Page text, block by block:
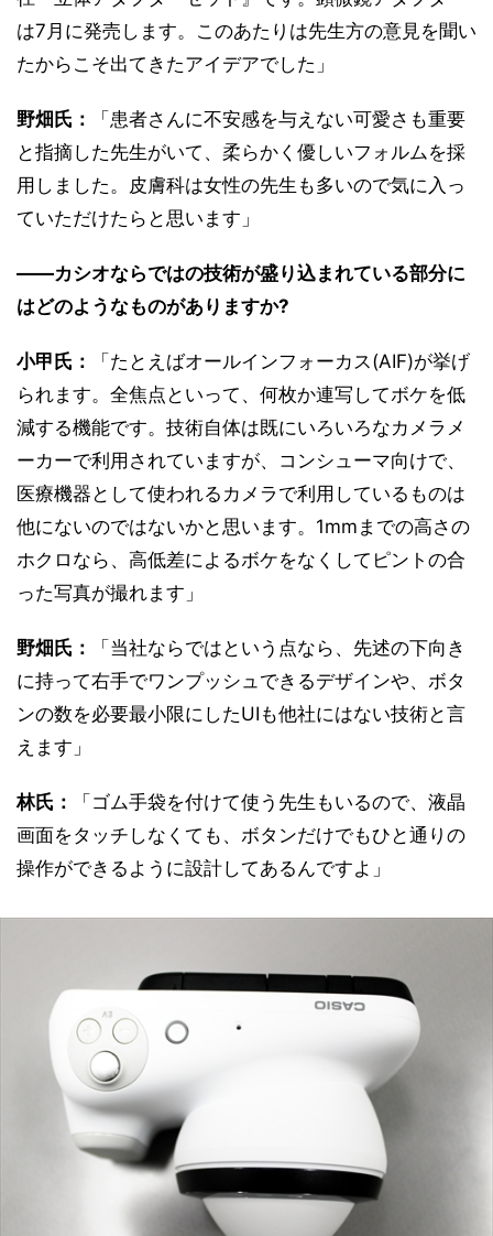
は7月に発売します。このあたりは先生方の意見を聞い
たからこそ出てきたアイデアでした」
野畑氏：
「患者さんに不安感を与えない可愛さも重要
と指摘した先生がいて、柔らかく優しいフォルムを採
用しました。皮膚科は女性の先生も多いので気に入っ
ていただけたらと思います」
――カシオならではの技術が盛り込まれている部分に
はどのようなものがありますか?
小甲氏：
「たとえばオールインフォーカス(AIF)が挙げ
られます。全焦点といって、何枚か連写してボケを低
減する機能です。技術自体は既にいろいろなカメラメ
ーカーで利用されていますが、コンシューマ向けで、
医療機器として使われるカメラで利用しているものは
他にないのではないかと思います。1mmまでの高さの
ホクロなら、高低差によるボケをなくしてピントの合
った写真が撮れます」
野畑氏：
「当社ならではという点なら、先述の下向き
に持って右手でワンプッシュできるデザインや、ボタ
ンの数を必要最小限にしたUIも他社にはない技術と言
えます」
林氏：
「ゴム手袋を付けて使う先生もいるので、液晶
画面をタッチしなくても、ボタンだけでもひと通りの
操作ができるように設計してあるんですよ」